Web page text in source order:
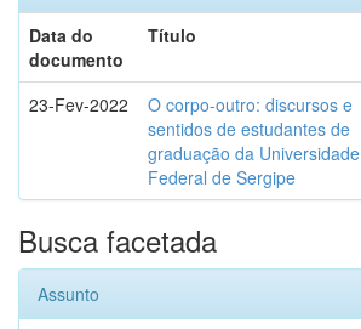
Data do
documento
Título
23-Fev-2022
O corpo-outro: discursos e
sentidos de estudantes de
graduação da Universidade
Federal de Sergipe
Busca facetada
Assunto